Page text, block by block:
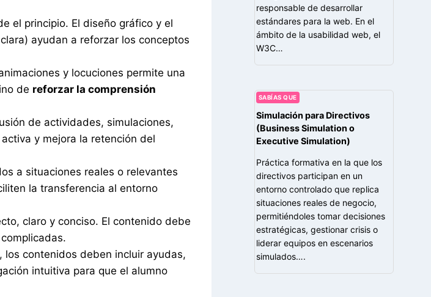
el principio. El diseño gráfico y el
ayudan a reforzar los conceptos
y locuciones permite una
de reforzar la comprensión
de actividades, simulaciones,
y mejora la retención del
a situaciones reales o relevantes
la transferencia al entorno
claro y conciso. El contenido debe
los contenidos deben incluir ayudas,
intuitiva para que el alumno
responsable de desarrollar
estándares para la web. En el
ámbito de la usabilidad web, el
W3C…
SABÍAS QUE
Simulación para Directivos
(Business Simulation o
Executive Simulation)
Práctica formativa en la que los
directivos participan en un
entorno controlado que replica
situaciones reales de negocio,
permitiéndoles tomar decisiones
estratégicas, gestionar crisis o
liderar equipos en escenarios
simulados….